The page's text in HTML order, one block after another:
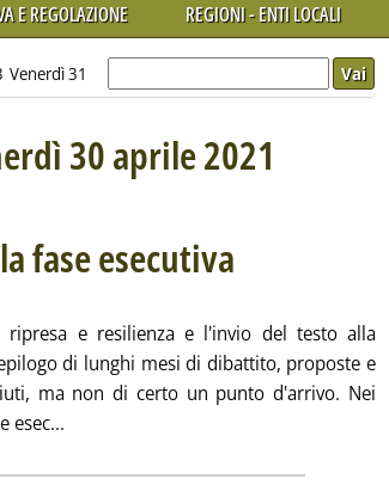
E REGOLAZIONE REGIONI - ENTI LOCALI
Venerdì 31
30 aprile 2021
fase esecutiva . Sottotitolo: Il dibattito al
. Pubblicata venerdì 30
ripresa e resilienza e l'invio del testo alla
di lunghi mesi di dibattito, proposte e
ma non di certo un punto d'arrivo. Nei
esec... Leggi tutta la notizia: 'Piano di